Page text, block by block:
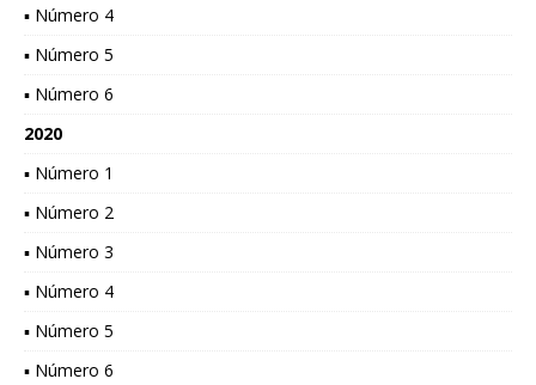
▪ Número 4
▪ Número 5
▪ Número 6
2020
▪ Número 1
▪ Número 2
▪ Número 3
▪ Número 4
▪ Número 5
▪ Número 6